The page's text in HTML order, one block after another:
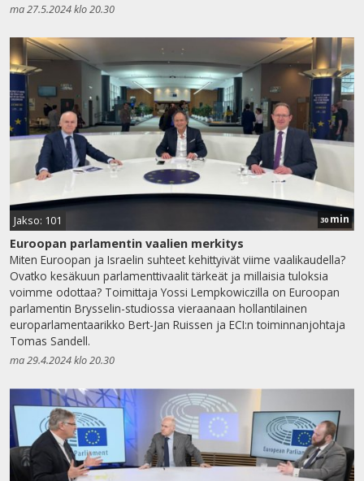
ma 27.5.2024 klo 20.30
Jakso: 101 30min
Euroopan parlamentin vaalien merkitys
Miten Euroopan ja Israelin suhteet kehittyivät viime vaalikaudella?
Ovatko kesäkuun parlamenttivaalit tärkeät ja millaisia tuloksia
voimme odottaa? Toimittaja Yossi Lempkowiczilla on Euroopan
parlamentin Brysselin-studiossa vieraanaan hollantilainen
europarlamentaarikko Bert-Jan Ruissen ja ECI:n toiminnanjohtaja
Tomas Sandell.
ma 29.4.2024 klo 20.30